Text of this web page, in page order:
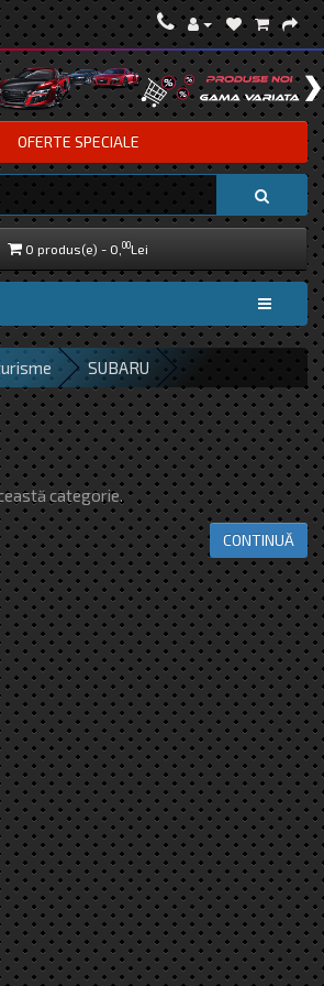
OFERTE SPECIALE
0 produs(e) - 0, 00Lei
SUBARU
categorie.
CONTINUĂ